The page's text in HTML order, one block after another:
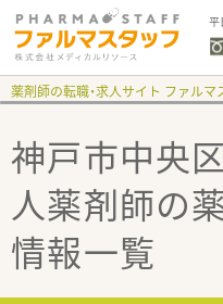
平
薬剤師の転職・求人サイト ファルマ
神戸市中央
人薬剤師の
情報一覧